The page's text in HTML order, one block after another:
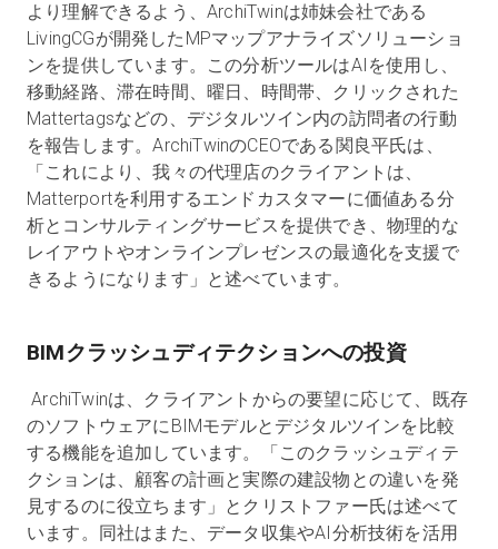
より理解できるよう、ArchiTwinは姉妹会社である
LivingCGが開発したMPマップアナライズソリューショ
ンを提供しています。この分析ツールはAIを使用し、
移動経路、滞在時間、曜日、時間帯、クリックされた
Mattertagsなどの、デジタルツイン内の訪問者の行動
を報告します。ArchiTwinのCEOである関良平氏は、
「これにより、我々の代理店のクライアントは、
Matterportを利用するエンドカスタマーに価値ある分
析とコンサルティングサービスを提供でき、物理的な
レイアウトやオンラインプレゼンスの最適化を支援で
きるようになります」と述べています。
BIMクラッシュディテクションへの投資
ArchiTwinは、クライアントからの要望に応じて、既存
のソフトウェアにBIMモデルとデジタルツインを比較
する機能を追加しています。「このクラッシュディテ
クションは、顧客の計画と実際の建設物との違いを発
見するのに役立ちます」とクリストファー氏は述べて
います。同社はまた、データ収集やAI分析技術を活用